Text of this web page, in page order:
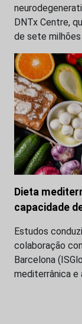
DNTx Centre,
de sete
Dieta
capacidade
Estudos
colaboração
Barcelona
mediterrânica e